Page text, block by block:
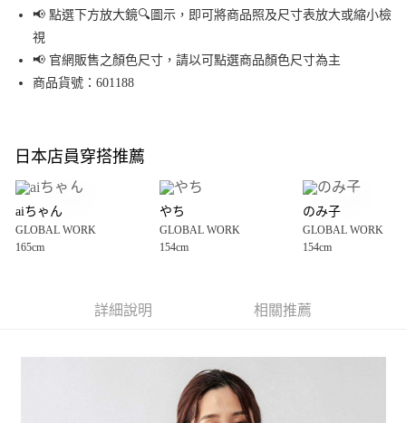
Apple Pay
街口支付
悠遊付
全盈+PAY
大哥付你分期
【大哥付你分期使用說明】
1.本服務由台灣大哥大提供，台灣大哥大用戶可立即使用無須另外申請。
2.付款方式選擇「大哥付你分期」，訂單成立後會自動跳轉到大哥付的交易
3.實際核准額度、可分期數及費用金額請依後續交易確認頁面所載為準。
4.訂單成立30分鐘內，如未前往確認交易或遇審核未通過，訂單將自動取
1.分期款項不併入電信帳單，「大哥付你分期」於每月結算日後寄送繳費提
2.透過簡訊連結打開帳單後，可選擇「超商條碼／台灣大直營門市／銀行轉
AFTEE先享後付
３．安心：先確認商品／服務後，再付款。
【「AFTEE先享後付」結帳流程】
１．於結帳方式選擇「AFTEE先享後付」後，將跳轉至「AFTEE先享後付」
每筆NT$80，滿NT$888(含以上)免運費
每筆NT$80，滿NT$888(含以上)免運費
📢 點選下方放大鏡🔍圖示，即可將商品照及尺寸表放大或縮小檢
視
📢 官網販售之顏色尺寸，請以可點選商品顏色尺寸為主
商品貨號：601188
日本店員穿搭推薦
aiちゃん
GLOBAL WORK
165cm
やち
GLOBAL WORK
154cm
のみ子
GLOBAL WORK
154cm
詳細說明 相關推薦